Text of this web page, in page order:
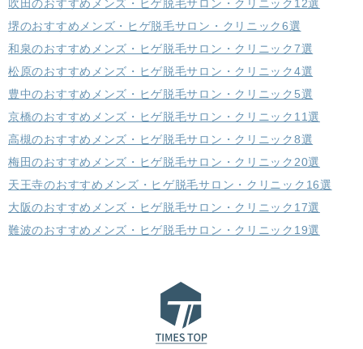
吹田のおすすめメンズ・ヒゲ脱毛サロン・クリニック12選
堺のおすすめメンズ・ヒゲ脱毛サロン・クリニック6選
和泉のおすすめメンズ・ヒゲ脱毛サロン・クリニック7選
松原のおすすめメンズ・ヒゲ脱毛サロン・クリニック4選
豊中のおすすめメンズ・ヒゲ脱毛サロン・クリニック5選
京橋のおすすめメンズ・ヒゲ脱毛サロン・クリニック11選
高槻のおすすめメンズ・ヒゲ脱毛サロン・クリニック8選
梅田のおすすめメンズ・ヒゲ脱毛サロン・クリニック20選
天王寺のおすすめメンズ・ヒゲ脱毛サロン・クリニック16選
大阪のおすすめメンズ・ヒゲ脱毛サロン・クリニック17選
難波のおすすめメンズ・ヒゲ脱毛サロン・クリニック19選